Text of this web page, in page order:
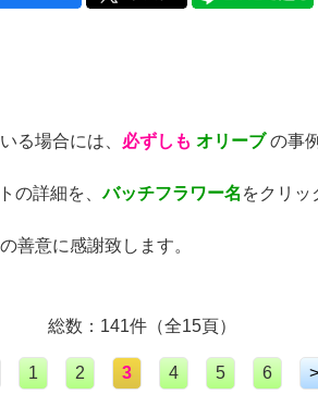
る場合には、 必ずしも オリーブの事
の詳細を、バッチフラワー名 をクリッ
善意に感謝致します。
総数：141件（全15頁）
1 2 3 4 5 6 >